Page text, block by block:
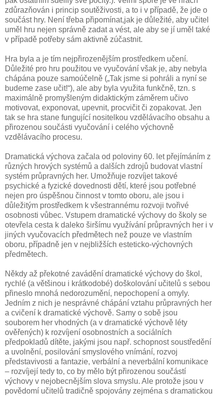
zdůrazňován i princip soutěživosti, a to i v případě, že jde o
součást hry. Není třeba připomínat,jak je důležité, aby učitel
uměl hru nejen správně zadat a vést, ale aby se jí uměl také
v případě potřeby sám aktivně zúčastnit.
Hra byla a je tím nejpřirozenějším prostředkem učení.
Důležité pro hru použitou ve vyučování však je, aby nebyla
chápána pouze samoúčelně („Tak jsme si pohráli a nyní se
budeme zase učit!“), ale aby byla využita funkčně, tzn. s
maximálně promyšleným didaktickým záměrem učivo
motivovat, exponovat, upevnit, procvičit či zopakovat. Jen
tak se hra stane fungující nositelkou vzdělávacího obsahu a
přirozenou součásti vyučování i celého výchovně
vzdělávacího procesu.
Dramatická výchova začala od poloviny 60. let přejímáním z
různých hrových systémů a dalších zdrojů budovat vlastní
systém průpravných her. Umožňuje rozvíjet takové
psychické a fyzické dovednosti dětí, které jsou potřebné
nejen pro úspěšnou činnost v tomto oboru, ale jsou i
důležitým prostředkem k všestrannému rozvoji tvořivé
osobnosti vůbec. Vstupem dramatické výchovy do školy se
otevřela cesta k daleko širšímu využívání průpravných her i v
jiných vyučovacích předmětech než pouze ve vlastním
oboru, případně jen v nejbližších esteticko-výchovných
předmětech.
Někdy až překotné zavádění dramatické výchovy do škol,
rychlé (a většinou i krátkodobé) doškolování učitelů s sebou
přineslo mnohá nedorozumění, nepochopení a omyly.
Jedním z nich je nesprávné chápání vztahu průpravných her
a cvičení k dramatické výchově. Samy o sobě jsou
souborem her vhodných (a v dramatické výchově léty
ověřených) k rozvíjení osobnostních a sociálních
předpokladů dítěte, jakými jsou např. schopnost soustředění
a uvolnění, posilování smyslového vnímání, rozvoj
představivosti a fantazie, verbální a neverbální komunikace
– rozvíjejí tedy to, co by mělo být přirozenou součástí
výchovy v nejobecnějším slova smyslu. Ale protože jsou v
povědomí učitelů tradičně spojovány zejména s dramatickou